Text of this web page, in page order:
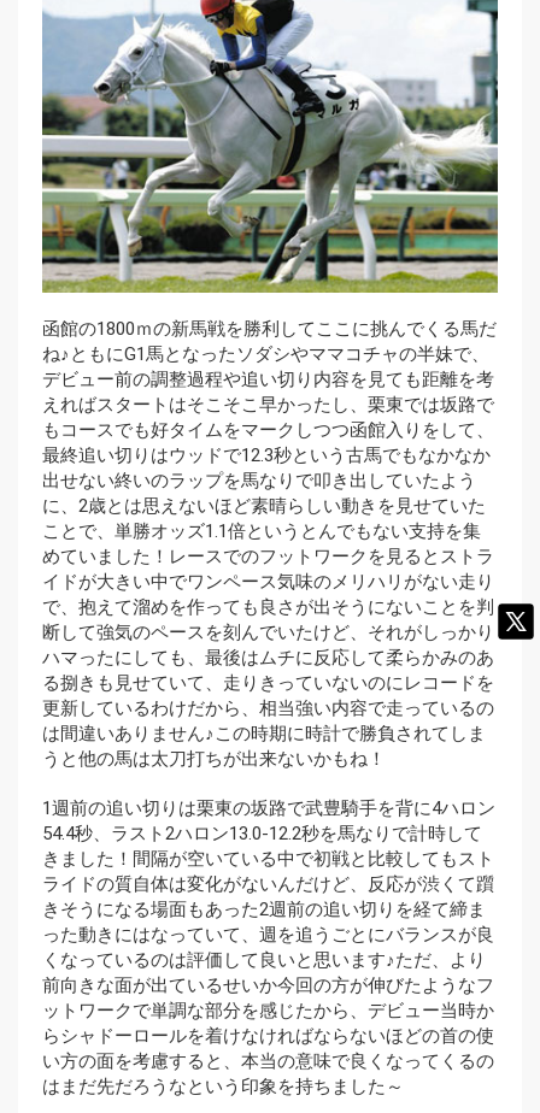
函館の1800ｍの新馬戦を勝利してここに挑んでくる馬だ
ね♪ともにG1馬となったソダシやママコチャの半妹で、
デビュー前の調整過程や追い切り内容を見ても距離を考
えればスタートはそこそこ早かったし、栗東では坂路で
もコースでも好タイムをマークしつつ函館入りをして、
最終追い切りはウッドで12.3秒という古馬でもなかなか
出せない終いのラップを馬なりで叩き出していたよう
に、2歳とは思えないほど素晴らしい動きを見せていた
ことで、単勝オッズ1.1倍というとんでもない支持を集
めていました！レースでのフットワークを見るとストラ
イドが大きい中でワンペース気味のメリハリがない走り
で、抱えて溜めを作っても良さが出そうにないことを判
断して強気のペースを刻んでいたけど、それがしっかり
ハマったにしても、最後はムチに反応して柔らかみのあ
る捌きも見せていて、走りきっていないのにレコードを
更新しているわけだから、相当強い内容で走っているの
は間違いありません♪この時期に時計で勝負されてしま
うと他の馬は太刀打ちが出来ないかもね！
1週前の追い切りは栗東の坂路で武豊騎手を背に4ハロン
54.4秒、ラスト2ハロン13.0-12.2秒を馬なりで計時して
きました！間隔が空いている中で初戦と比較してもスト
ライドの質自体は変化がないんだけど、反応が渋くて躓
きそうになる場面もあった2週前の追い切りを経て締ま
った動きにはなっていて、週を追うごとにバランスが良
くなっているのは評価して良いと思います♪ただ、より
前向きな面が出ているせいか今回の方が伸びたようなフ
ットワークで単調な部分を感じたから、デビュー当時か
らシャドーロールを着けなければならないほどの首の使
い方の面を考慮すると、本当の意味で良くなってくるの
はまだ先だろうなという印象を持ちました～